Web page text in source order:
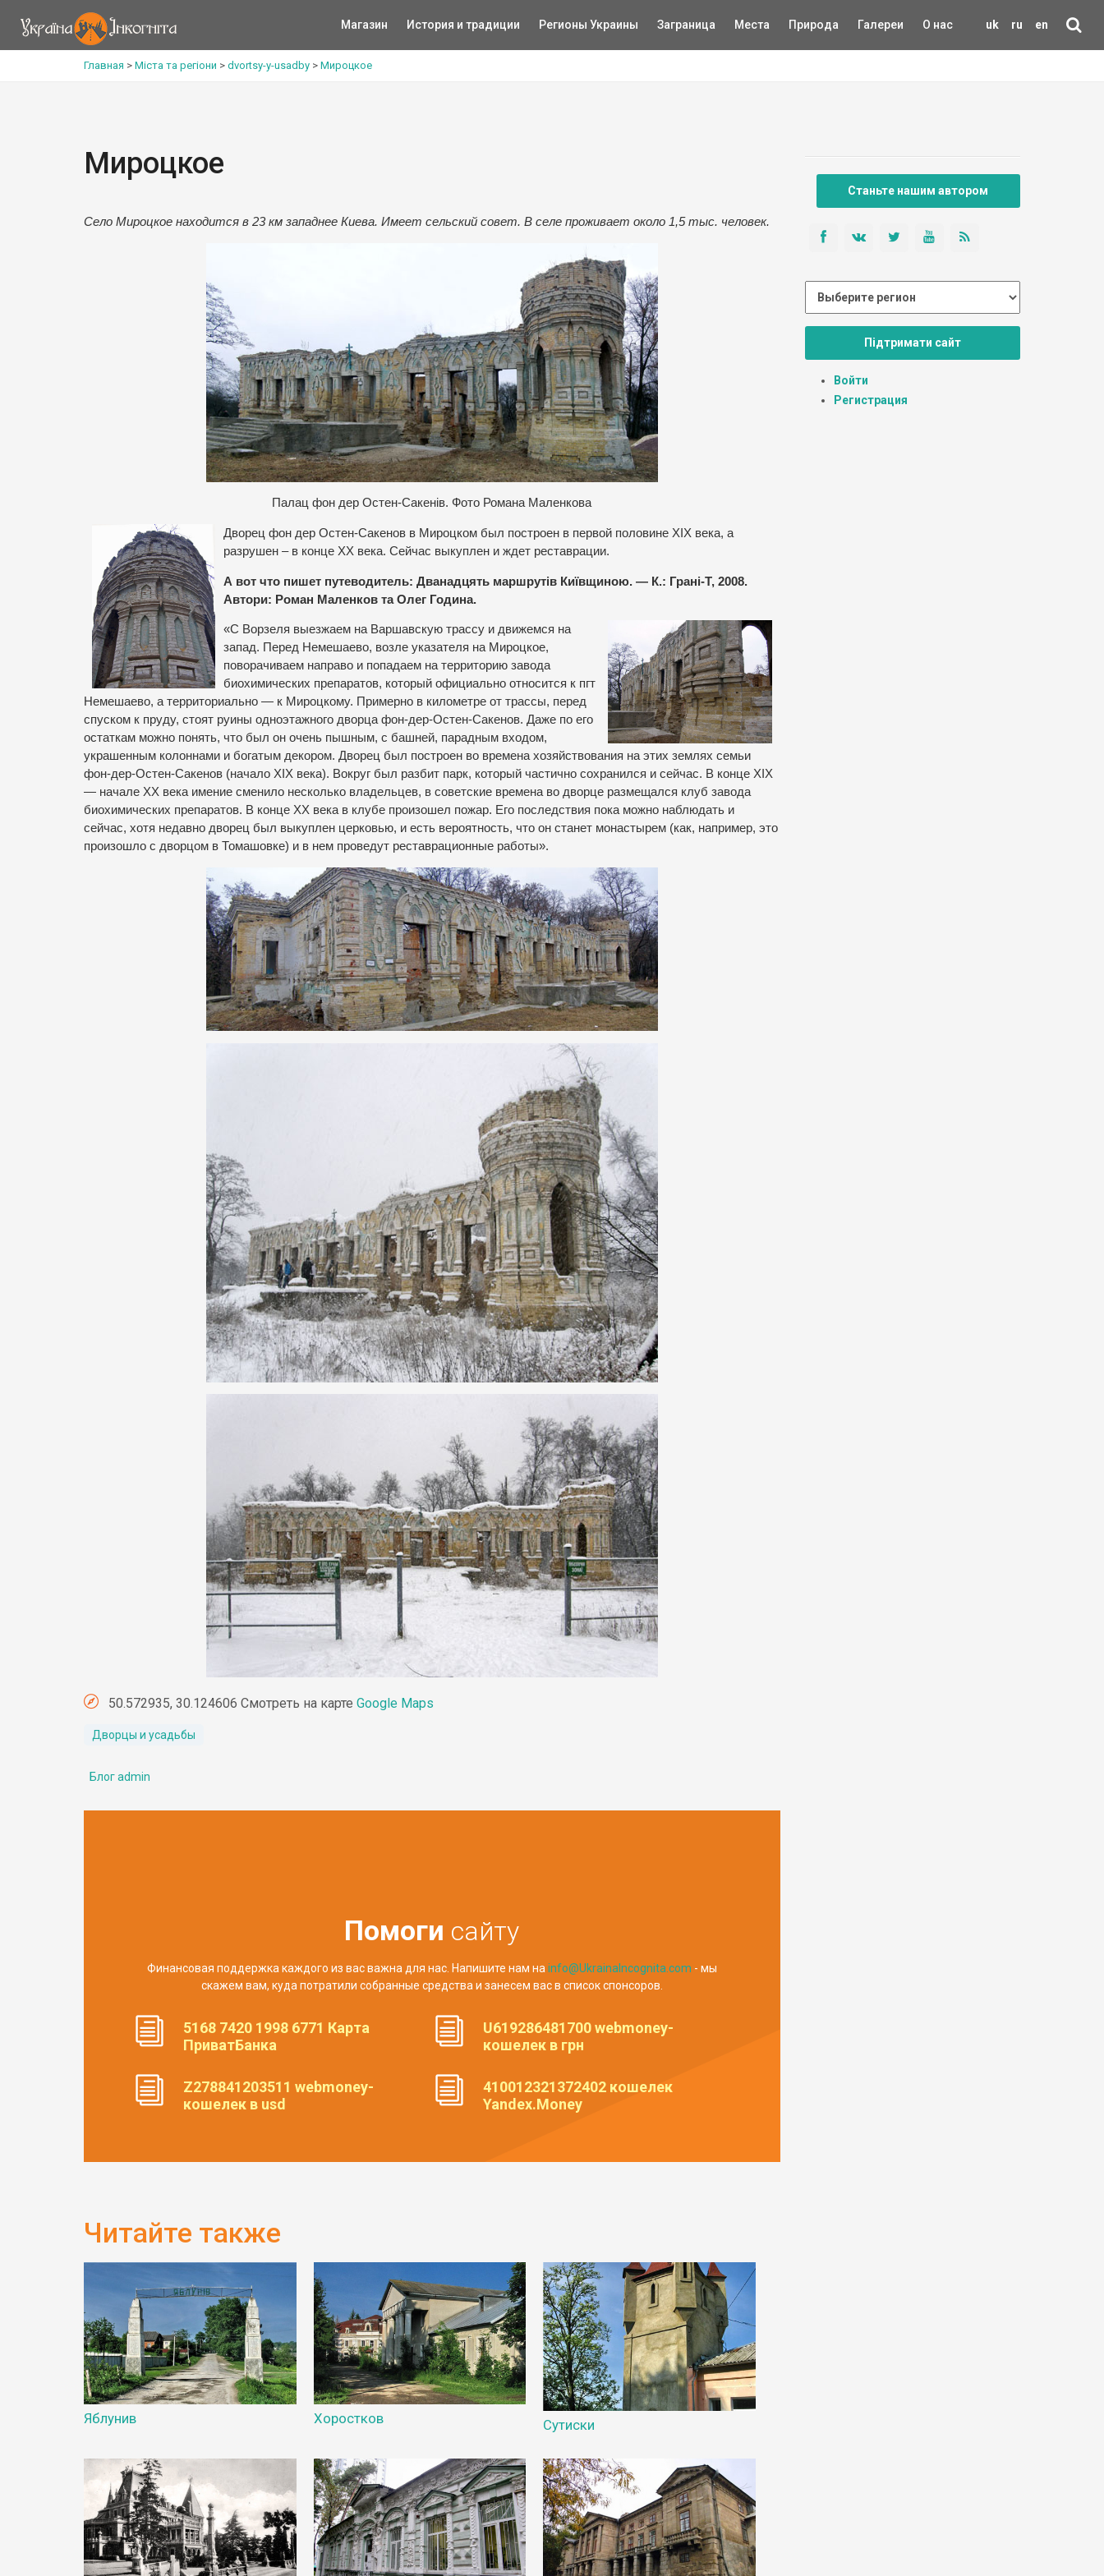
uk ru en
Магазин История и традиции Регионы Украины Заграница Места Природа Галереи О нас
Главная > Міста та регіони > dvortsy-y-usadby > Мироцкое
Мироцкое
Село Мироцкое находится в 23 км западнее Киева. Имеет сельский совет. В селе проживает около 1,5 тыс. человек.
Палац фон дер Остен-Сакенів. Фото Романа Маленкова
Дворец фон дер Остен-Сакенов в Мироцком был построен в первой половине XIX века, а
разрушен – в конце XX века. Сейчас выкуплен и ждет реставрации.
А вот что пишет путеводитель: Дванадцять маршрутів Київщиною. — К.: Грані-Т, 2008.
Автори: Роман Маленков та Олег Година.
«С Ворзеля выезжаем на Варшавскую трассу и движемся на
запад. Перед Немешаево, возле указателя на Мироцкое,
поворачиваем направо и попадаем на территорию завода
биохимических препаратов, который официально относится к пгт
Немешаево, а территориально — к Мироцкому. Примерно в километре от трассы, перед
спуском к пруду, стоят руины одноэтажного дворца фон-дер-Остен-Сакенов. Даже по его
остаткам можно понять, что был он очень пышным, с башней, парадным входом,
украшенным колоннами и богатым декором. Дворец был построен во времена хозяйствования на этих землях семьи
фон-дер-Остен-Сакенов (начало XIX века). Вокруг был разбит парк, который частично сохранился и сейчас. В конце XIX
— начале ХХ века имение сменило несколько владельцев, в советские времена во дворце размещался клуб завода
биохимических препаратов. В конце ХХ века в клубе произошел пожар. Его последствия пока можно наблюдать и
сейчас, хотя недавно дворец был выкуплен церковью, и есть вероятность, что он станет монастырем (как, например, это
произошло с дворцом в Томашовке) и в нем проведут реставрационные работы».
50.572935, 30.124606 Смотреть на карте Google Maps
Дворцы и усадьбы
Блог admin
Помоги сайту
Финансовая поддержка каждого из вас важна для нас. Напишите нам наinfo@UkrainaIncognita.com - мы
скажем вам, куда потратили собранные средства и занесем вас в список спонсоров.
5168 7420 1998 6771 Карта
ПриватБанка
U619286481700 webmoney-
кошелек в грн
Z278841203511 webmoney-
кошелек в usd
410012321372402 кошелек
Yandex.Money
Читайте также
Яблунив Хоростков Сутиски
Станьте нашим автором
Підтримати сайт
Войти
Регистрация